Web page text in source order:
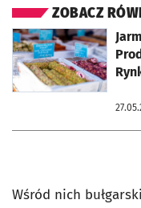
ZOBACZ
otworzy się w nowej karcie
Wśród nich